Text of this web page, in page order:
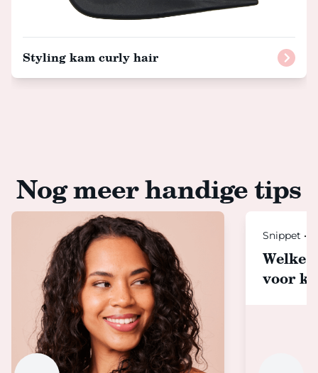
Styling kam curly hair
Nog meer handige tips
Snippet •
Welke
voor